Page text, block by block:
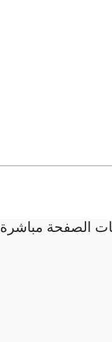
الصفحة مباشرة